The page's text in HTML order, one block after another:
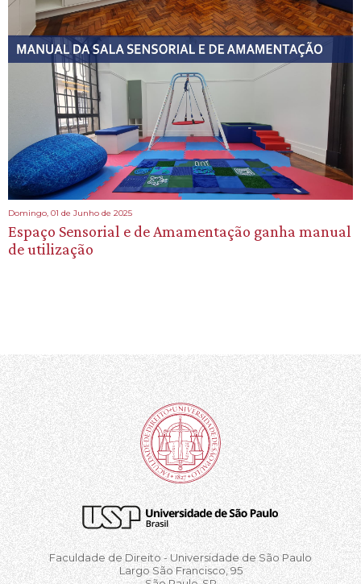
Domingo, 01 de Junho de 2025
Espaço Sensorial e de Amamentação ganha manual
de utilização
Faculdade de Direito - Universidade de São Paulo
Largo São Francisco, 95